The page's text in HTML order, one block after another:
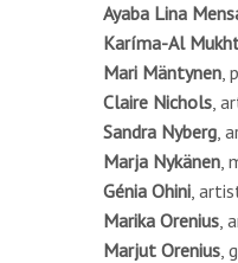
Ayaba Lina
Karíma-Al
Mari Mäntynen,
Claire Nichols,
Sandra Nyberg,
Marja Nykänen,
Génia Ohini,
Marika Orenius,
Marjut Orenius,